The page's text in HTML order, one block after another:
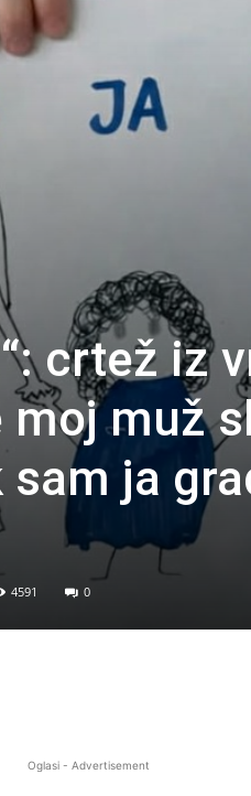
crtež iz
moj muž
ja
4591 0
Oglasi - Advertisement